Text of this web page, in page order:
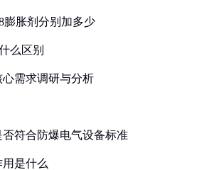
膨胀剂分别加多少
么区别
需求调研与分析
符合防爆电气设备标准
是什么